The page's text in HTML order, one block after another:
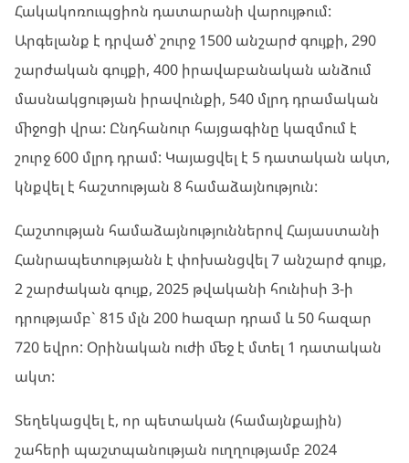
Հակակոռուպցիոն դատարանի վարույթում:
Արգելանք է դրված՝ շուրջ 1500 անշարժ գույքի, 290
շարժական գույքի, 400 իրավաբանական անձում
մասնակցության իրավունքի, 540 մլրդ դրամական
միջոցի վրա: Ընդհանուր հայցագինը կազմում է
շուրջ 600 մլրդ դրամ: Կայացվել է 5 դատական ակտ,
կնքվել է հաշտության 8 համաձայնություն:
Հաշտության համաձայնություններով Հայաստանի
Հանրապետությանն է փոխանցվել 7 անշարժ գույք,
2 շարժական գույք, 2025 թվականի հունիսի 3-ի
դրությամբ` 815 մլն 200 hազար դրամ և 50 հազար
720 եվրո: Օրինական ուժի մեջ է մտել 1 դատական
ակտ:
Տեղեկացվել է, որ պետական (համայնքային)
շահերի պաշտպանության ուղղությամբ 2024